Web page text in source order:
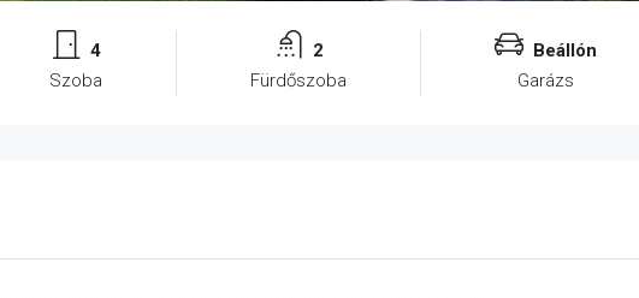
4
Szoba
2
Fürdőszoba
Beállón
Garázs